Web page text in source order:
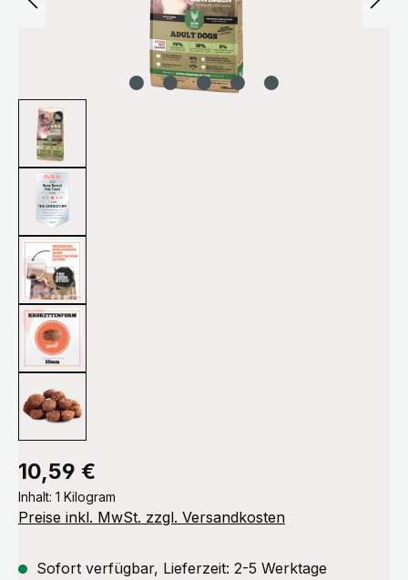
Regulärer Preis:
10,59 €
Inhalt: 1 Kilogram
Preise inkl. MwSt. zzgl. Versandkosten
Sofort verfügbar, Lieferzeit: 2-5 Werktage